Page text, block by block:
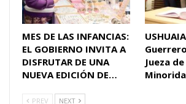
MES DE LAS INFANCIAS:
EL GOBIERNO INVITA A
DISFRUTAR DE UNA
NUEVA EDICIÓN DE…
Jueza
PREV NEXT